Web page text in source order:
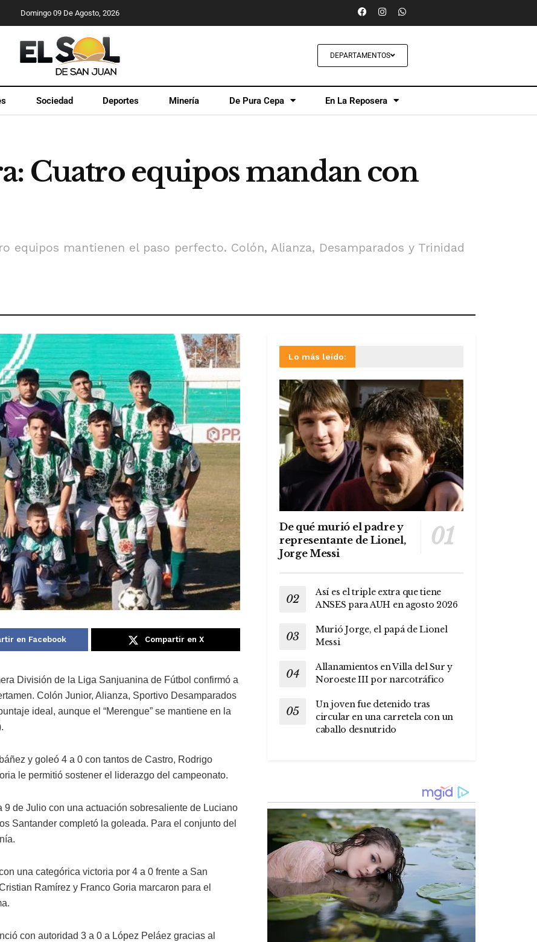
Domingo 09 De Agosto, 2026
DEPARTAMENTOS
Sociedad Deportes Minería De Pura Cepa En La Reposera
Cuatro equipos mandan con
equipos mantienen el paso perfecto. Colón, Alianza, Desamparados y Trinidad
en Facebook Compartir en X
División de la Liga Sanjuanina de Fútbol confirmó a
Colón Junior, Alianza, Sportivo Desamparados
ideal, aunque el “Merengue” se mantiene en la
y goleó 4 a 0 con tantos de Castro, Rodrigo
le permitió sostener el liderazgo del campeonato.
de Julio con una actuación sobresaliente de Luciano
Santander completó la goleada. Para el conjunto del
una categórica victoria por 4 a 0 frente a San
Ramírez y Franco Goria marcaron para el
con autoridad 3 a 0 a López Peláez gracias al
Lo más leído:
De qué murió el padre y
representante de Lionel,
Jorge Messi
Así es el triple extra que tiene
ANSES para AUH en agosto 2026
Murió Jorge, el papá de Lionel
Messi
Allanamientos en Villa del Sur y
Noroeste III por narcotráfico
Un joven fue detenido tras
circular en una carretela con un
caballo desnutrido